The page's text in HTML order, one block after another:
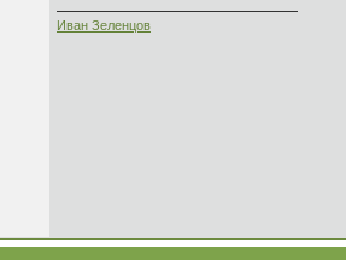
Иван Зеленцов